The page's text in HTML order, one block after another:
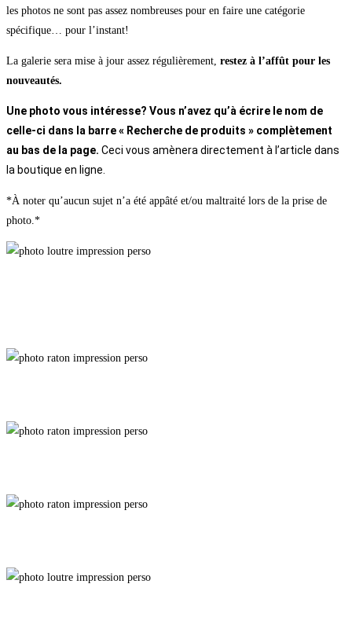
les photos ne sont pas assez nombreuses pour en faire une catégorie
spécifique… pour l’instant!
La galerie sera mise à jour assez régulièrement, restez à l’affût pour les
nouveautés.
Une photo vous intéresse? Vous n’avez qu’à écrire le nom de
celle-ci dans la barre « Recherche de produits » complètement
au bas de la page. Ceci vous amènera directement à l’article dans
la boutique en ligne.
*À noter qu’aucun sujet n’a été appâté et/ou maltraité lors de la prise de
photo.*